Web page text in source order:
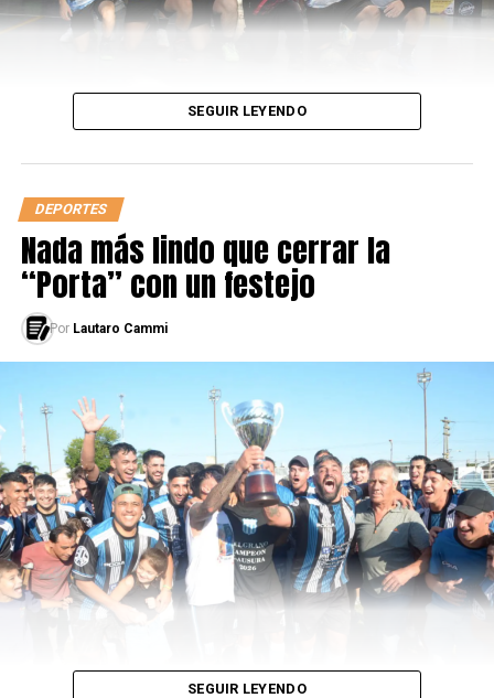
— VSports Team (@VSportsTM) September 10, 2019
Pueden suspender todos
los programas de Radio y
Tv!!! Argentina hizo
historia otra vez en
Basquet!!!!
— Andrés Nocioni (@SoyElChapu)
https://twitter.com/alemontecchia/status/
¡ARGENTINA ESTA ENTRE LOS
CUATRO MEJORES DEL
MUNDIAL DE CHINA!
Emocionante victoria ante
Serbia con una tarea
colectiva sublime. ¡El
viernes ante Estados
SEGUIR LEYENDO
DEPORTES
Nada más lindo que cerrar la
“Porta” con un festejo
Por Lautaro Cammi
SEGUIR LEYENDO